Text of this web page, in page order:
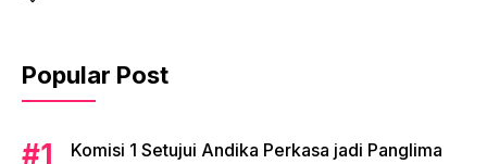
Popular Post
Komisi 1 Setujui Andika Perkasa jadi Panglima